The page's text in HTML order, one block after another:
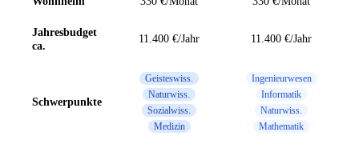
Jahresbudget
ca.
11.400 €/Jahr 11.400 €/Jahr
Schwerpunkte
Geisteswiss.
Naturwiss.
Sozialwiss.
Medizin
Ingenieurwesen
Informatik
Naturwiss.
Mathematik